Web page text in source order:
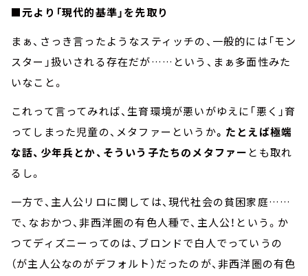
■元より「現代的基準」を先取り
まぁ、さっき言ったようなスティッチの、一般的には「モン
スター」扱いされる存在だが……という、まぁ多面性みた
いなこと。
これって言ってみれば、生育環境が悪いがゆえに「悪く」育
ってしまった児童の、メタファーというか。たとえば極端
な話、少年兵とか、そういう子たちのメタファー とも取れ
るし。
一方で、主人公リロに関しては、現代社会の貧困家庭……
で、なおかつ、非西洋圏の有色人種で、主人公！という。か
つてディズニーってのは、ブロンドで白人でっていうの
（が主人公なのがデフォルト）だったのが、非西洋圏の有色